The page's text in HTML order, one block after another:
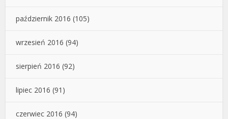
październik 2016 (105)
wrzesień 2016 (94)
sierpień 2016 (92)
lipiec 2016 (91)
czerwiec 2016 (94)